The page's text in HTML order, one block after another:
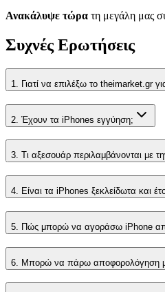
Ανακάλυψε τώρα τη μεγάλη μας
Συχνές Ερωτήσεις
1. Γιατί να επιλέξω το theimarket.gr
2. Έχουν τα iPhones εγγύηση;
3. Τι αξεσουάρ περιλαμβάνονται με
4. Είναι τα iPhones ξεκλείδωτα και
5. Πώς μπορώ να αγοράσω iPhone
6. Μπορώ να πάρω αποφορολόγηση